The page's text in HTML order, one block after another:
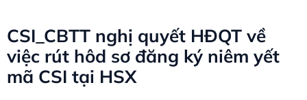
CSI_CBTT nghị quyết HĐQT về
việc rút hôd sơ đăng ký niêm yết
mã CSI tại HSX